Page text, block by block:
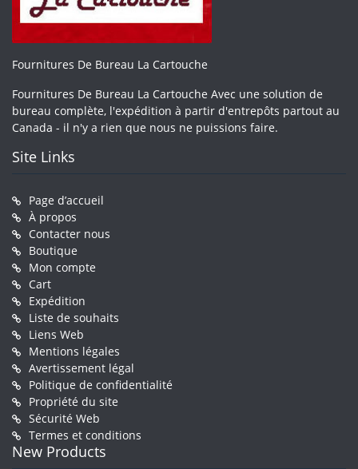
Fournitures De Bureau La Cartouche
Fournitures De Bureau La Cartouche Avec une solution de
bureau complète, l'expédition à partir d'entrepôts partout au
Canada - il n'y a rien que nous ne puissions faire.
Site Links
Page d’accueil
À propos
Contacter nous
Boutique
Mon compte
Cart
Expédition
Liste de souhaits
Liens Web
Mentions légales
Avertissement légal
Politique de confidentialité
Propriété du site
Sécurité Web
Termes et conditions
New Products